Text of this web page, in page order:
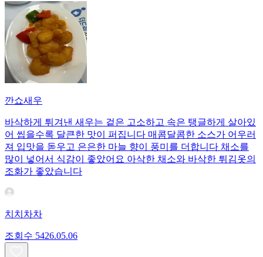
깐쇼새우
바삭하게 튀겨낸 새우는 겉은 고소하고 속은 탱글하게 살아있
어 씹을수록 달큰한 맛이 퍼집니다 매콤달콤한 소스가 어우러
져 입맛을 돋우고 은은한 마늘 향이 풍미를 더합니다 채소를
많이 넣어서 식감이 좋았어요 아삭한 채소와 바삭한 튀김옷의
조화가 좋았습니다
치치차차
조회수 5426.05.06